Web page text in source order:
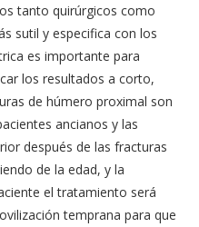
tanto quirúrgicos como
sutil y especifica con los
es importante para
los resultados a corto,
de húmero proximal son
ancianos y las
después de las fracturas
de la edad, y la
el tratamiento será
temprana para que